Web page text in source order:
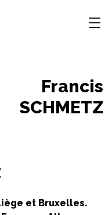
Francis
SCHMETZ
et Bruxelles.